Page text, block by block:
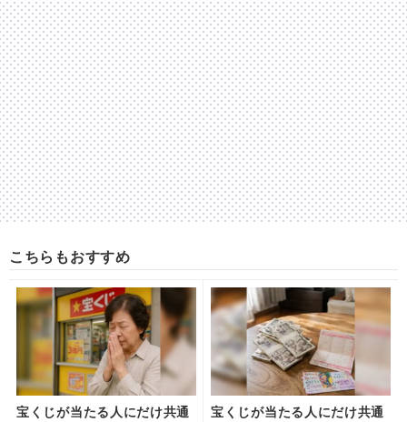
こちらもおすすめ
宝くじが当たる人にだけ共通
宝くじが当たる人にだけ共通